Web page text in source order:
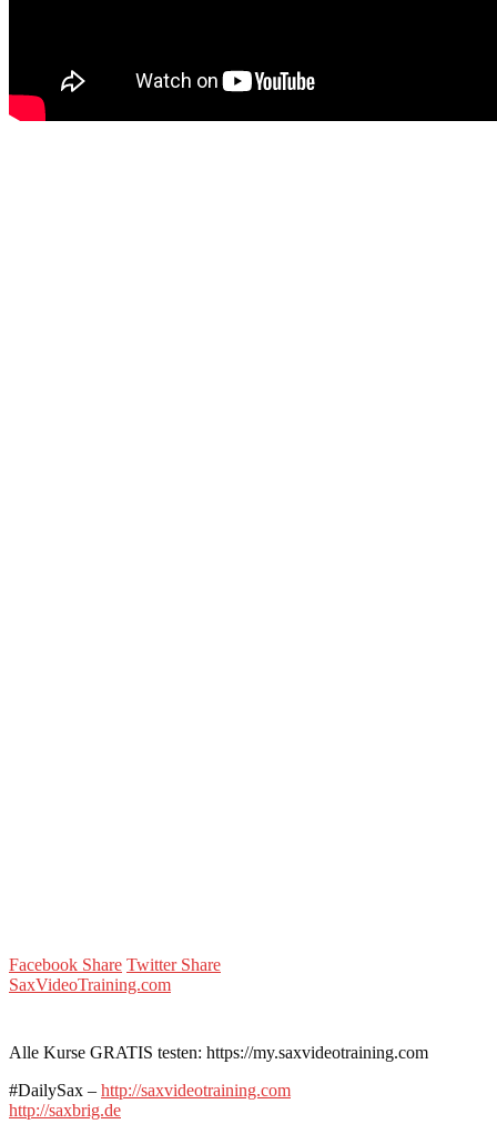
Facebook Share Twitter Share
SaxVideoTraining.com
Alle Kurse GRATIS testen: https://my.saxvideotraining.com
#DailySax – http://saxvideotraining.com
http://saxbrig.de